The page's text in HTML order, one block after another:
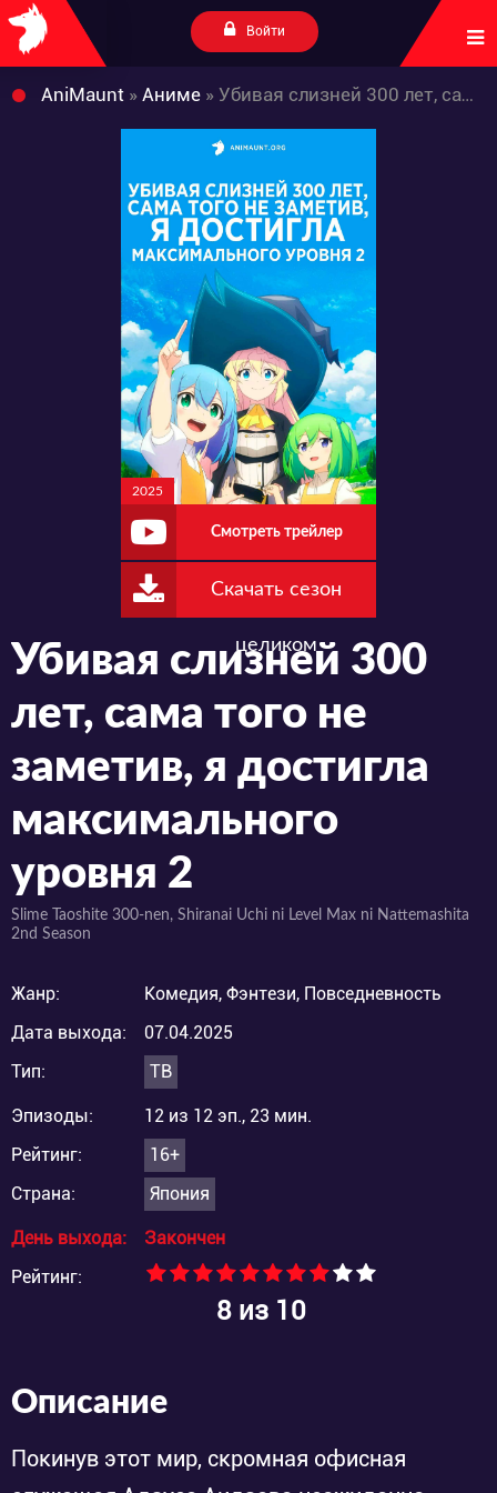
Войти
AniMaunt » Аниме » Убивая слизней 300 лет, сама того не заметив, я достигла максимального уровня 2
2025
Смотреть трейлер
Скачать сезон
целиком
Убивая слизней 300
лет, сама того не
заметив, я достигла
максимального
уровня 2
Slime Taoshite 300-nen, Shiranai Uchi ni Level Max ni Nattemashita
2nd Season
Жанр:
Комедия, Фэнтези, Повседневность
Дата выхода:
07.04.2025
Тип:
ТВ
Эпизоды:
12 из 12 эп., 23 мин.
Рейтинг:
16+
Страна:
Япония
День выхода:
Закончен
Рейтинг:
8из 10
Описание
Покинув этот мир, скромная офисная